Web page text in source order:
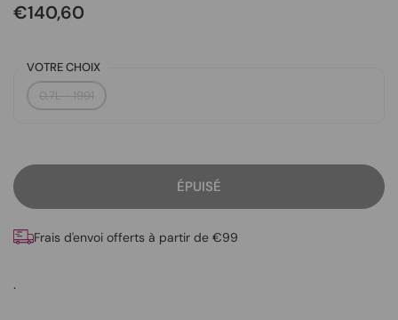
€140,60
VOTRE CHOIX
0.7L - 1991
ÉPUISÉ
Frais d'envoi offerts à partir de €99
.